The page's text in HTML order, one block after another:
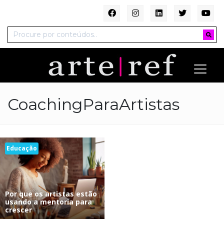
CoachingParaArtistas
Educação
Por que os artistas estão
usando a mentoria para
crescer